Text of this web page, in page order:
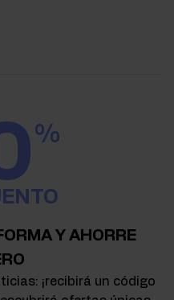
%
Y AHORRE
¡recibirá un código